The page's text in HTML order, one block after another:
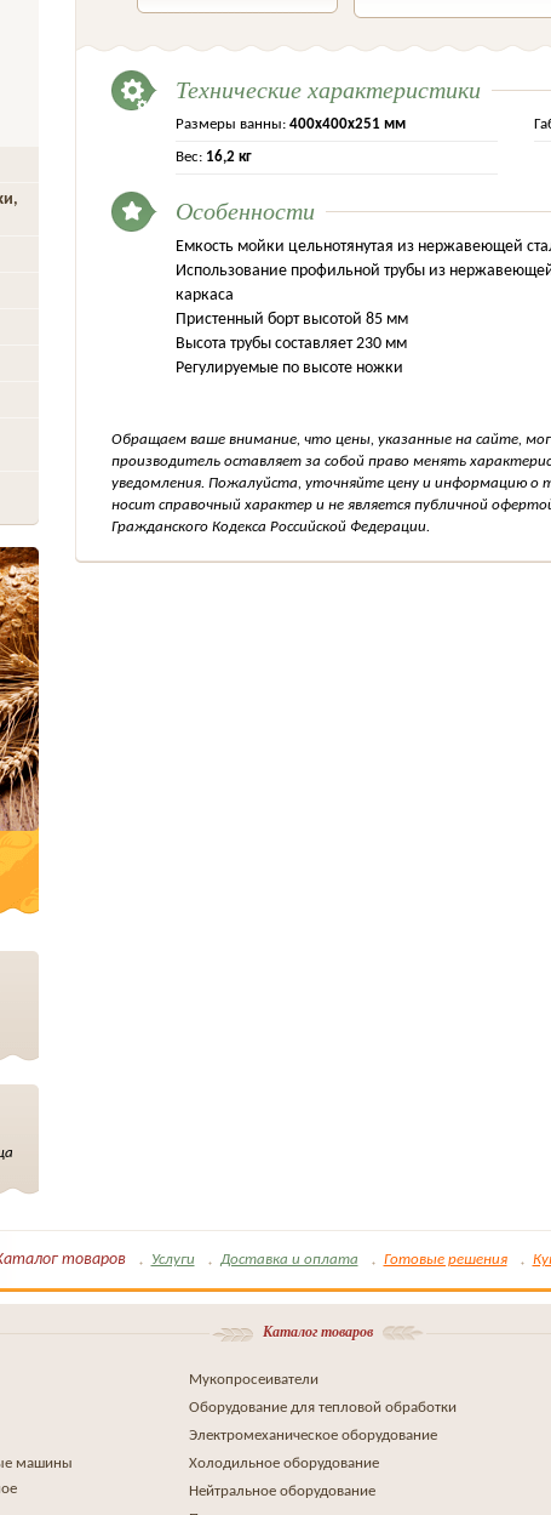
Технические характеристики
Размеры ванны: 400х400х251 мм
Вес: 16,2 кг
Особенности
Емкость мойки цельнотянутая из нержавеющей
Использование профильной трубы из
каркаса
Пристенный борт высотой 85 мм
Высота трубы составляет 230 мм
Регулируемые по высоте ножки
Обращаем ваше внимание, что цены, указанные на сайте,
производитель оставляет за собой право менять
уведомления. Пожалуйста, уточняйте цену и информацию о
носит справочный характер и не является публичной
Гражданского Кодекса Российской Федерации.
товаров Услуги Доставка и оплата Готовые решения
Каталог товаров
машины
Мукопросеиватели
Оборудование для тепловой обработки
Электромеханическое оборудование
Холодильное оборудование
Нейтральное оборудование